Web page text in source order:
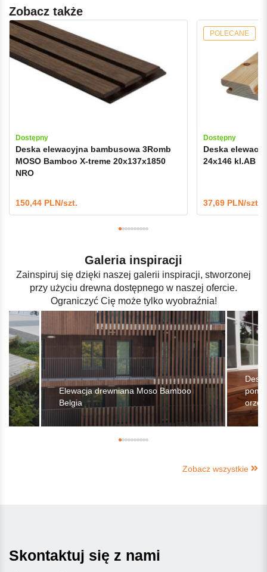
Zobacz także
Dostępny
Deska elewacyjna bambusowa 3Romb
MOSO Bamboo X-treme 20x137x1850
NRO
150,44 PLN/szt.
POLECANE
Dostępny
Deska
24x146 kl.AB
37,69 PLN/szt.
Galeria inspiracji
Zainspiruj się dzięki naszej galerii inspiracji, stworzonej
przy użyciu drewna dostępnego w naszej ofercie.
Ograniczyć Cię może tylko wyobraźnia!
Elewacja drewniana Moso Bamboo
Belgia
Zobacz wszystkie
Skontaktuj się z nami